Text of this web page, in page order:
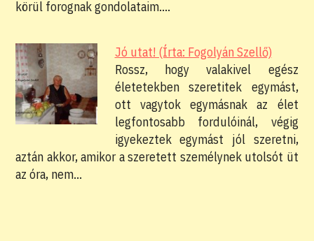
körül forognak gondolataim.…
Jó utat! (Írta: Fogolyán Szellő)
Rossz, hogy valakivel egész
életetekben szeretitek egymást,
ott vagytok egymásnak az élet
legfontosabb fordulóinál, végig
igyekeztek egymást jól szeretni,
aztán akkor, amikor a szeretett személynek utolsót üt
az óra, nem…